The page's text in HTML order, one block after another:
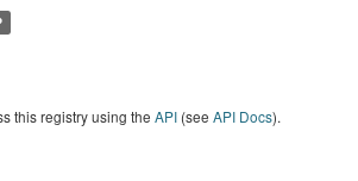
this registry using the API (see API Docs).